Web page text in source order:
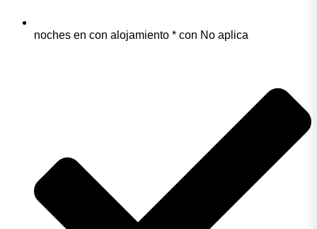
noches en con alojamiento * con No aplica